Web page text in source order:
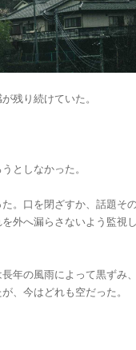
残り続けていた。
としなかった。
。口を閉ざすか、話題そ
外へ漏らさないよう監視
年の風雨によって黒ずみ
、今はどれも空だった。